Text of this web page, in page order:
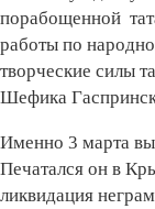
порабощенной
работы по
творческие силы
Шефика
Именно 3 марта
Печатался он в
ликвидация